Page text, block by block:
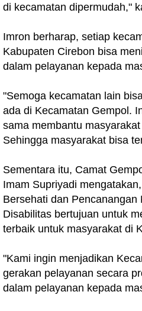
di kecamatan dipermudah,"
Imron berharap, setiap
Kabupaten Cirebon bisa
dalam pelayanan kepada
"Semoga kecamatan lain
ada di Kecamatan Gempol.
sama membantu
Sehingga masyarakat bisa
Sementara itu, Camat
Imam Supriyadi
Bersehati dan Pencanangan
Disabilitas bertujuan untuk
terbaik untuk masyarakat di
"Kami ingin menjadikan
gerakan pelayanan secara
dalam pelayanan kepada